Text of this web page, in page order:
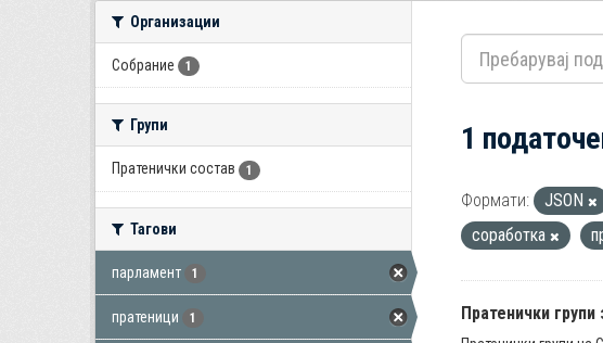
Организации
Собрание 1
Групи
Пратенички состав 1
Тагови
парламент 1
пратеници 1
1
Формати: JSON
соработка
Пратенички